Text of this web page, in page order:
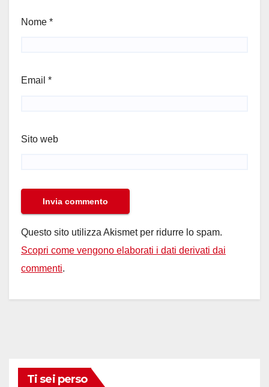
Nome *
Email *
Sito web
Questo sito utilizza Akismet per ridurre lo spam.
Scopri come vengono elaborati i dati derivati dai
commenti.
Ti sei perso